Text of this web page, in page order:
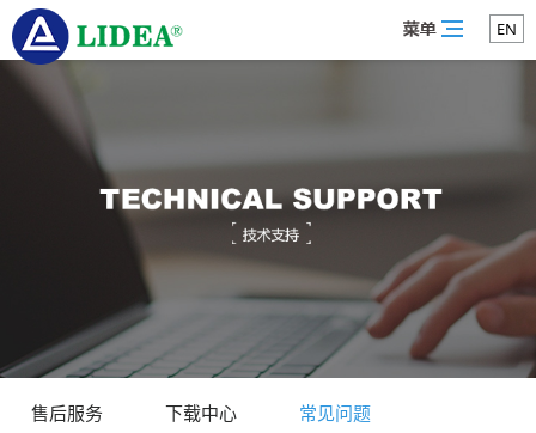
EN
售后服务 下载中心 常见问题